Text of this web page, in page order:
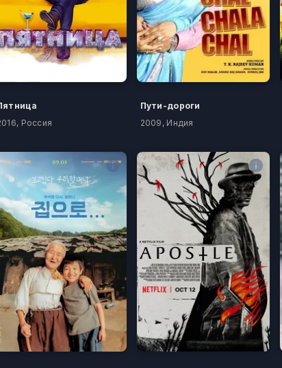
Россия
Пути-дороги
2009, Индия